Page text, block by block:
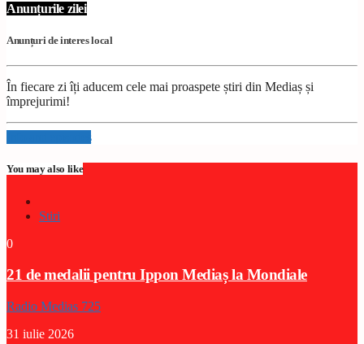
Anunțurile zilei
Anunțuri de interes local
În fiecare zi îți aducem cele mai proaspete știri din Mediaș și
împrejurimi!
Info and episodes
You may also like
Stiri
0
21 de medalii pentru Ippon Mediaș la Mondiale
Radio Medias 725
31 iulie 2026